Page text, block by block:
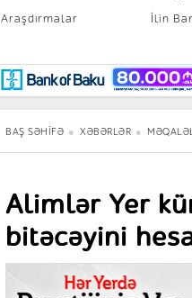
Araşdırmalar
Maraqlı
BancoTV
Müsahibə
İlin
BAŞ SƏHIFƏ XƏBƏRLƏR
Alimlər Yer
bitəcəyini